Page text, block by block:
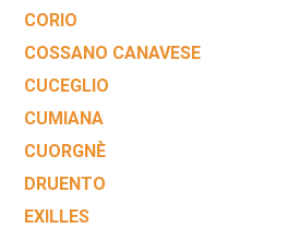
CORIO
COSSANO CANAVESE
CUCEGLIO
CUMIANA
CUORGNÈ
DRUENTO
EXILLES